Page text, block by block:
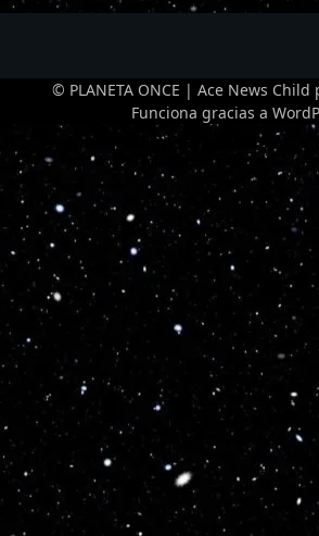
© PLANETA ONCE | Ace News Child
Funciona gracias a
Optimized by Seraphinite
Turns on site high speed to be attractive for